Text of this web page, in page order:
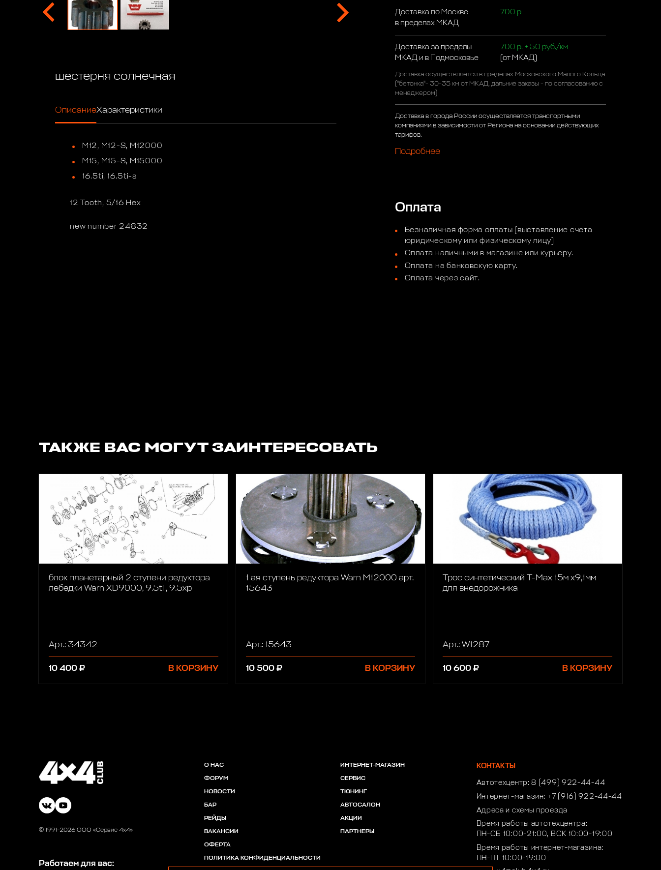
шестерня солнечная
ОписаниеХарактеристики
M12, M12-S, M12000
M15, M15-S, M15000
16.5ti, 16.5ti-s
12 Tooth, 5/16 Hex
new number 24832
Доставка по Москве
в пределах МКАД
700 р
Доставка за пределы
МКАД и в Подмосковье
700 р. + 50 руб./км
(от МКАД)
Доставка осуществляется в пределах Московского Малого Кольца
("бетонка"- 30-35 км от МКАД, дальние заказы - по согласованию с
менеджером)
Доставка в города России осуществляется транспортными
компаниями в зависимости от Региона на основании действующих
тарифов.
Подробнее
Оплата
Безналичная форма оплаты (выставление счета
юридическому или физическому лицу)
Оплата наличными в магазине или курьеру.
Оплата на банковскую карту.
Оплата через сайт.
ТАКЖЕ ВАС МОГУТ ЗАИНТЕРЕСОВАТЬ
блок планетарный 2 ступени редуктора
лебедки Warn XD9000, 9.5ti , 9.5xp
Арт.: 34342
10 400 ₽ В КОРЗИНУ
1 ая ступень редуктора Warn M12000 арт.
15643
Арт.: 15643
10 500 ₽ В КОРЗИНУ
Трос синтетический T-Max 15м x9,1мм
для внедорожника
Арт.: W1287
10 600 ₽ В КОРЗИНУ
© 1991-2026 ООО «Сервис 4х4»
Работаем для вас:
О НАС
ФОРУМ
НОВОСТИ
БАР
РЕЙДЫ
ВАКАНСИИ
ОФЕРТА
ПОЛИТИКА КОНФИДЕНЦИАЛЬНОСТИ
ИНТЕРНЕТ-МАГАЗИН
СЕРВИС
ТЮНИНГ
АВТОСАЛОН
АКЦИИ
ПАРТНЕРЫ
КОНТАКТЫ
Автотехцентр:8 (499) 922-44-44
Интернет-магазин: +7 (916) 922-44-44
Адреса и схемы проезда
Время работы автотехцентра:
ПН-СБ 10:00-21:00, ВСК 10:00-19:00
Время работы интернет-магазина:
ПН-ПТ 10:00-19:00